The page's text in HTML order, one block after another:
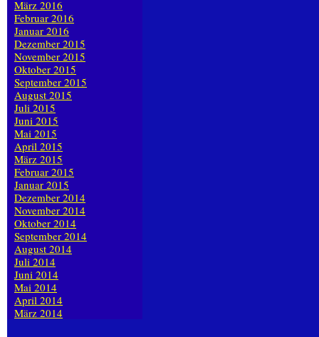
März 2016
Februar 2016
Januar 2016
Dezember 2015
November 2015
Oktober 2015
September 2015
August 2015
Juli 2015
Juni 2015
Mai 2015
April 2015
März 2015
Februar 2015
Januar 2015
Dezember 2014
November 2014
Oktober 2014
September 2014
August 2014
Juli 2014
Juni 2014
Mai 2014
April 2014
März 2014